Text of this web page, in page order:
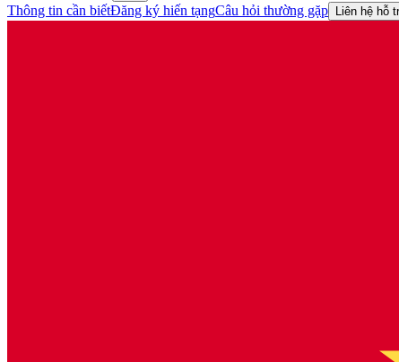
Thông tin cần biếtĐăng ký hiến tạngCâu hỏi thường gặp Liên hệ hỗ